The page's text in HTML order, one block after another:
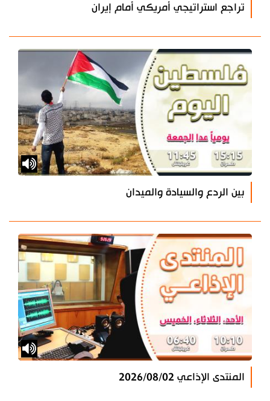
تراجع استراتيجي أمريكي أمام إيران
بين الردع والسيادة والميدان
المنتدى الإذاعي 2026/08/02